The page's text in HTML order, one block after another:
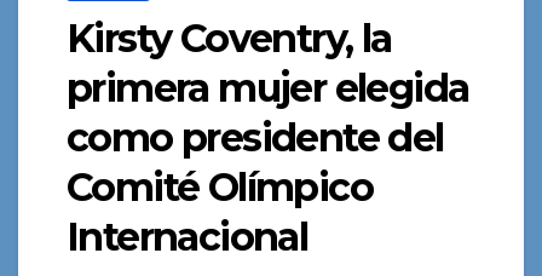
Kirsty Coventry, la
primera mujer elegida
como presidente del
Comité Olímpico
Internacional